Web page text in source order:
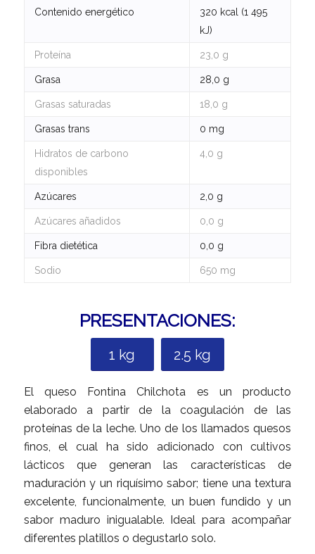
Contenido energético
320 kcal (1 495
kJ)
Proteína 23,0 g
Grasa 28,0 g
Grasas saturadas 18,0 g
Grasas trans 0 mg
Hidratos de carbono
disponibles
4,0 g
Azúcares 2,0 g
Azúcares añadidos 0,0 g
Fibra dietética 0,0 g
Sodio 650 mg
PRESENTACIONES:
1 kg 2.5 kg
El queso Fontina Chilchota es un producto
elaborado a partir de la coagulación de las
proteínas de la leche. Uno de los llamados quesos
finos, el cual ha sido adicionado con cultivos
lácticos que generan las características de
maduración y un riquísimo sabor; tiene una textura
excelente, funcionalmente, un buen fundido y un
sabor maduro inigualable. Ideal para acompañar
diferentes platillos o degustarlo solo.